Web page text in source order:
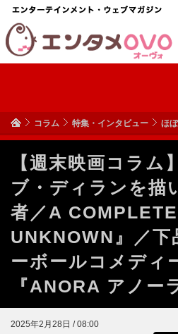
コラム 特集・インタビュー ほ
【週末映画コラム
ブ・ディランを描
者／A COMPLETE
UNKNOWN』／下
ーボールコメディ
『ANORA アノー
2025年2月28日 / 08:00